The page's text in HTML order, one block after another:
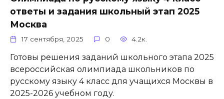
ответы и задания школьный этап 2025
Москва
17 сентября, 2025 0 4.2к.
Готовы решения заданий школьного этапа 2025
всероссийская олимпиада школьников по
русскому языку 4 класс для учащихся Москвы в
2025-2026 учебном году.